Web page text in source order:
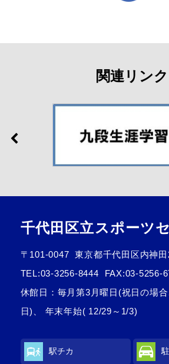
関連リンク
千代田区立スポーツ
〒101-0047
東京都千代田区内神
TEL:03-3256-8444
FAX:03-5256-
休館日：毎月第3月曜日(祝日の場
日)、 年末年始( 12/29～1/3)
駅チカ